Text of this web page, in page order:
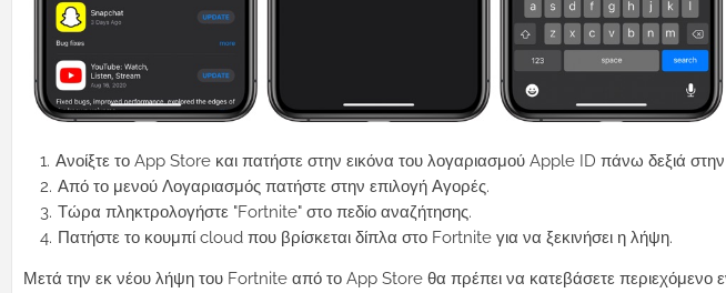
Ανοίξτε το App Store και πατήστε στην εικόνα του λογαριασμού Apple ID πάνω δεξιά
Από το μενού Λογαριασμός πατήστε στην επιλογή Αγορές.
Τώρα πληκτρολογήστε "Fortnite" στο πεδίο αναζήτησης.
Πατήστε το κουμπί cloud που βρίσκεται δίπλα στο Fortnite για να ξεκινήσει η λήψη.
Μετά την εκ νέου λήψη του Fortnite από το App Store θα πρέπει να κατεβάσετε περιεχόμενο